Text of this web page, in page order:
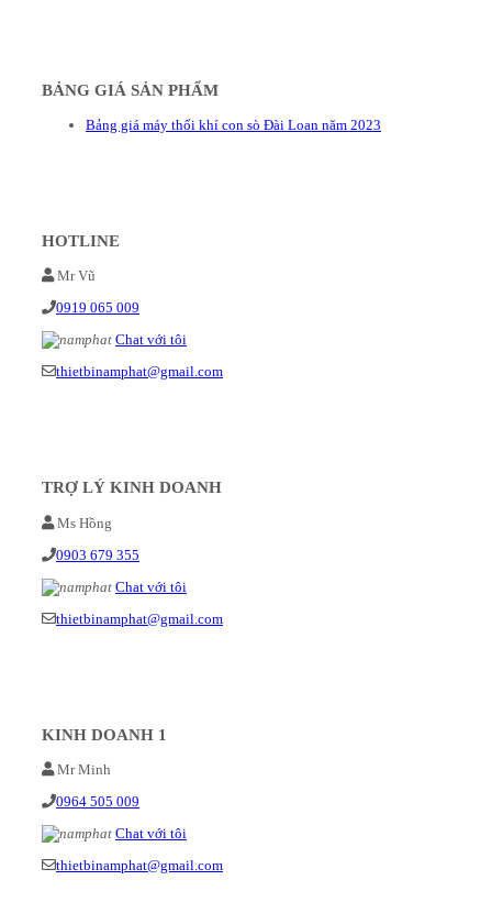
BẢNG GIÁ SẢN PHẨM
Bảng giá máy thổi khí con sò Đài Loan năm 2023
HOTLINE
Mr Vũ
0919 065 009
Chat với tôi
thietbinamphat@gmail.com
TRỢ LÝ KINH DOANH
Ms Hồng
0903 679 355
Chat với tôi
thietbinamphat@gmail.com
KINH DOANH 1
Mr Minh
0964 505 009
Chat với tôi
thietbinamphat@gmail.com